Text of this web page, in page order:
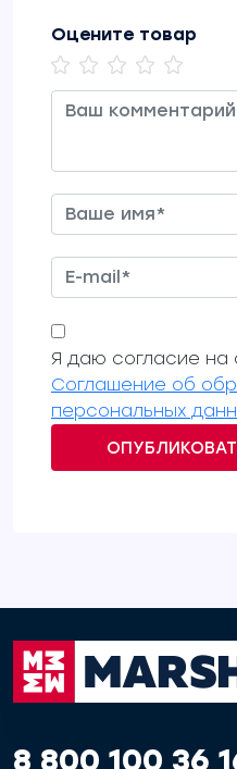
Оцените товар
Я даю согласие на
Соглашение об
персональных
8 800 100 36